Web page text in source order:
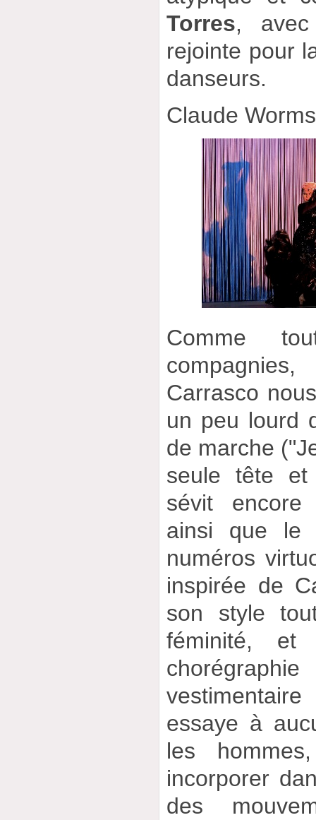
Torres, avec
rejointe pour
danseurs.
Claude Worms
Comme
Carrasco
un peu lourd
de marche
seule tête
sévit
ainsi que le
numéros
inspirée de
son style
féminité, et
essaye à
les
incorporer
des